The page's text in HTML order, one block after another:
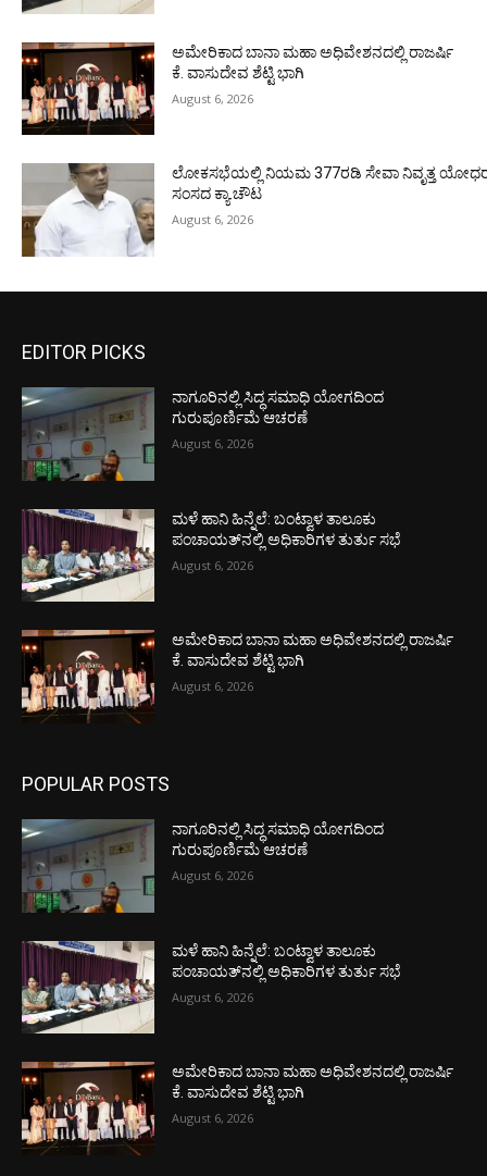
ಅಮೇರಿಕಾದ ಬಾನಾ ಮಹಾ ಅಧಿವೇಶನದಲ್ಲಿ ರಾಜರ್ಷಿ
ಕೆ. ವಾಸುದೇವ ಶೆಟ್ಟಿ ಭಾಗಿ
August 6, 2026
ಲೋಕಸಭೆಯಲ್ಲಿ ನಿಯಮ 377ರಡಿ ಸೇವಾ ನಿವೃತ್ತ
ಸಂಸದ ಕ್ಯಾ.ಚೌಟ
August 6, 2026
EDITOR PICKS
ನಾಗೂರಿನಲ್ಲಿ ಸಿದ್ಧ ಸಮಾಧಿ ಯೋಗದಿಂದ
ಗುರುಪೂರ್ಣಿಮೆ ಆಚರಣೆ
August 6, 2026
ಮಳೆ ಹಾನಿ ಹಿನ್ನೆಲೆ: ಬಂಟ್ವಾಳ ತಾಲೂಕು
ಪಂಚಾಯತ್‌ನಲ್ಲಿ ಅಧಿಕಾರಿಗಳ ತುರ್ತು ಸಭೆ
August 6, 2026
ಅಮೇರಿಕಾದ ಬಾನಾ ಮಹಾ ಅಧಿವೇಶನದಲ್ಲಿ ರಾಜರ್ಷಿ
ಕೆ. ವಾಸುದೇವ ಶೆಟ್ಟಿ ಭಾಗಿ
August 6, 2026
POPULAR POSTS
ನಾಗೂರಿನಲ್ಲಿ ಸಿದ್ಧ ಸಮಾಧಿ ಯೋಗದಿಂದ
ಗುರುಪೂರ್ಣಿಮೆ ಆಚರಣೆ
August 6, 2026
ಮಳೆ ಹಾನಿ ಹಿನ್ನೆಲೆ: ಬಂಟ್ವಾಳ ತಾಲೂಕು
ಪಂಚಾಯತ್‌ನಲ್ಲಿ ಅಧಿಕಾರಿಗಳ ತುರ್ತು ಸಭೆ
August 6, 2026
ಅಮೇರಿಕಾದ ಬಾನಾ ಮಹಾ ಅಧಿವೇಶನದಲ್ಲಿ ರಾಜರ್ಷಿ
ಕೆ. ವಾಸುದೇವ ಶೆಟ್ಟಿ ಭಾಗಿ
August 6, 2026